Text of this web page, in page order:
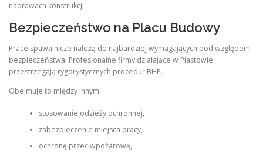
naprawach konstrukcji.
Bezpieczeństwo na Placu Budowy
Prace spawalnicze należą do najbardziej wymagających pod względem
bezpieczeństwa. Profesjonalne firmy działające w Piastowie
przestrzegają rygorystycznych procedur BHP.
Obejmuje to między innymi:
stosowanie odzieży ochronnej,
zabezpieczenie miejsca pracy,
ochronę przeciwpożarową,